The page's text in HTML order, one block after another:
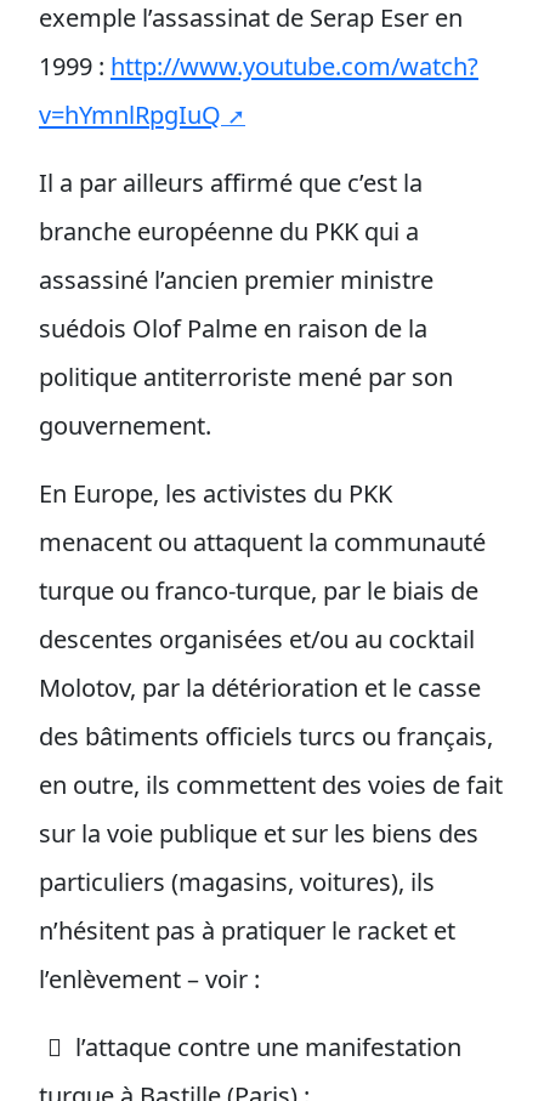
exemple l’assassinat de Serap Eser en
1999 : http://www.youtube.com/watch?
v=hYmnlRpgIuQ
Il a par ailleurs affirmé que c’est la
branche européenne du PKK qui a
assassiné l’ancien premier ministre
suédois Olof Palme en raison de la
politique antiterroriste mené par son
gouvernement.
En Europe, les activistes du PKK
menacent ou attaquent la communauté
turque ou franco-turque, par le biais de
descentes organisées et/ou au cocktail
Molotov, par la détérioration et le casse
des bâtiments officiels turcs ou français,
en outre, ils commettent des voies de fait
sur la voie publique et sur les biens des
particuliers (magasins, voitures), ils
n’hésitent pas à pratiquer le racket et
l’enlèvement – voir :
l’attaque contre une manifestation